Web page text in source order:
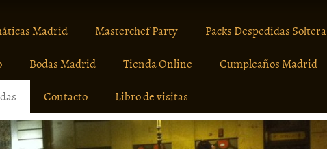
Madrid Masterchef Party
Packs Despedidas Soltera
Bodas Madrid Tienda Online
Cumpleaños Madrid
Contacto Libro de visitas